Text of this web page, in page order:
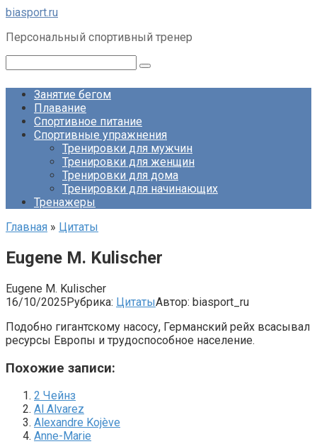
Перейти
контенту
biasport.ru
Персональный спортивный тренер
Занятие бегом
Плавание
Спортивное питание
Спортивные упражнения
Тренировки для мужчин
Тренировки для женщин
Тренировки для дома
Тренировки для начинающих
Тренажеры
Главная » Цитаты
Eugene M. Kulischer
Eugene M. Kulischer
16/10/2025Рубрика: ЦитатыАвтор: biasport_ru
Подобно гигантскому насосу, Германский рейх всасывал
ресурсы Европы и трудоспособное население.
Похожие записи:
2 Чейнз
Al Alvarez
Alexandre Kojève
Anne-Marie